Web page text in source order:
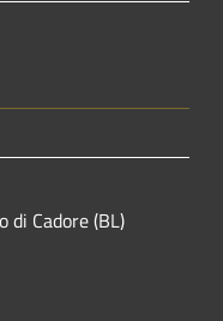
di Cadore (BL)